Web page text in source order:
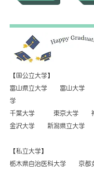
【国公立大学】
富山県立大学 富山大学
学
千葉大学 東京大学 神
金沢大学 新潟県立大学
【私立大学】
栃木県自治医科大学 京都